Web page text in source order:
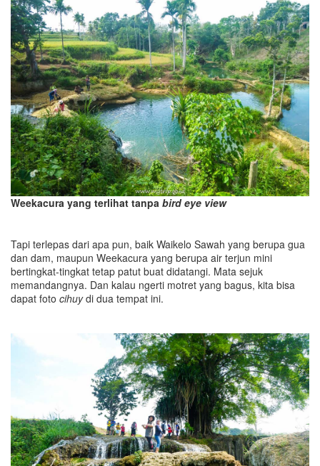
Weekacura yang terlihat tanpa bird eye view
Tapi terlepas dari apa pun, baik Waikelo Sawah yang berupa gua
dan dam, maupun Weekacura yang berupa air terjun mini
bertingkat-tingkat tetap patut buat didatangi. Mata sejuk
memandangnya. Dan kalau ngerti motret yang bagus, kita bisa
dapat foto cihuydi dua tempat ini.